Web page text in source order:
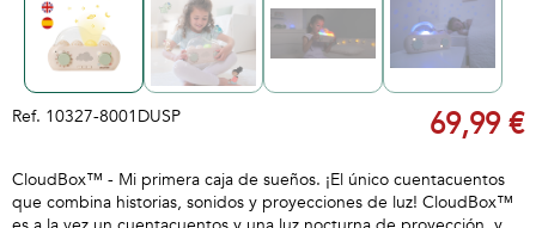
Ref. 10327-8001DUSP 69,99 €
CloudBox™ - Mi primera caja de sueños. ¡El único cuentacuentos
que combina historias, sonidos y proyecciones de luz! CloudBox™